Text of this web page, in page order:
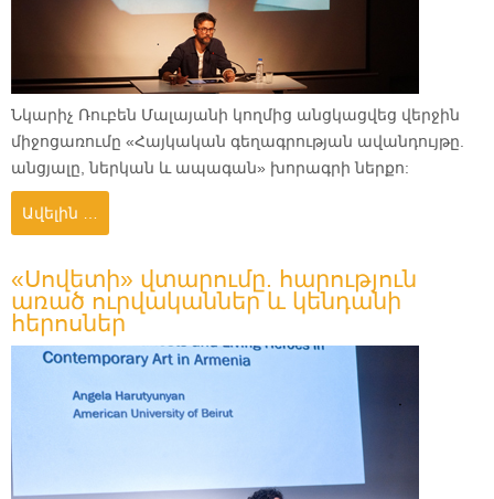
Նկարիչ Ռուբեն Մալայանի կողմից անցկացվեց վերջին
միջոցառումը «Հայկական գեղագրության ավանդույթը.
անցյալը, ներկան և ապագան» խորագրի ներքո:
Ավելին …
«Սովետի» վտարումը. հարություն
առած ուրվականներ և կենդանի
հերոսներ